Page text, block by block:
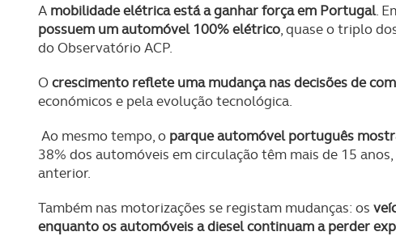
A mobilidade elétrica está a ganhar força em Portugal.
possuem um automóvel 100% elétrico, quase o triplo
do Observatório ACP.
Ocrescimento reflete uma mudança nas decisões de
económicos e pela evolução tecnológica.
Ao mesmo tempo, o parque automóvel português
38% dos automóveis em circulação têm mais de 15
anterior.
Também nas motorizações se registam mudanças: os
enquanto os automóveis a diesel continuam a perder